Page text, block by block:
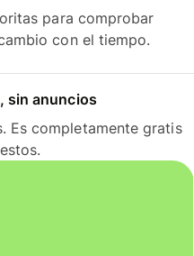
para comprobar
con el tiempo.
sin anuncios
Es completamente gratis